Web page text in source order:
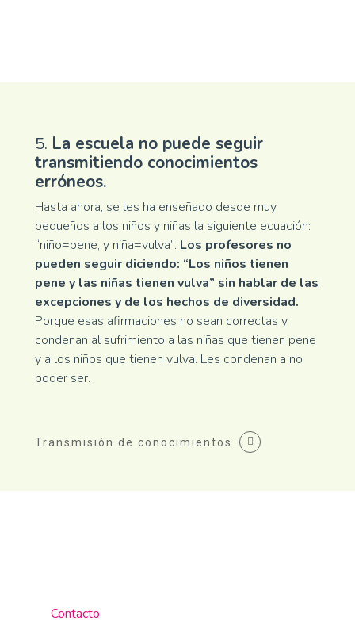
5. La escuela no puede seguir
transmitiendo conocimientos
erróneos.
Hasta ahora, se les ha enseñado desde muy
pequeños a los niños y niñas la siguiente ecuación:
“niño=pene, y niña=vulva”. Los profesores no
pueden seguir diciendo: “Los niños tienen
pene y las niñas tienen vulva” sin hablar de las
excepciones y de los hechos de diversidad.
Porque esas afirmaciones no sean correctas y
condenan al sufrimiento a las niñas que tienen pene
y a los niños que tienen vulva. Les condenan a no
poder ser.
Transmisión de conocimientos
Contacto